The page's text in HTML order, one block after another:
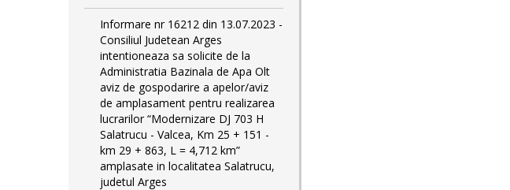
Informare nr 16212 din 13.07.2023 -
Consiliul Judetean Arges
intentioneaza sa solicite de la
Administratia Bazinala de Apa Olt
aviz de gospodarire a apelor/aviz
de amplasament pentru realizarea
lucrarilor “Modernizare DJ 703 H
Salatrucu - Valcea, Km 25 + 151 -
km 29 + 863, L = 4,712 km”
amplasate in localitatea Salatrucu,
judetul Arges